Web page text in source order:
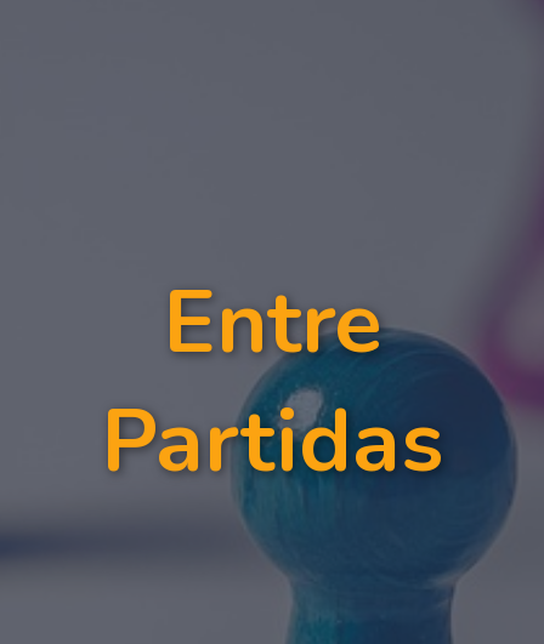
Entre
Partidas